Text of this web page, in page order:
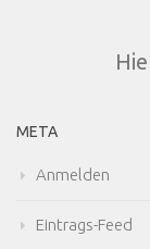
META
Anmelden
Eintrags-Feed